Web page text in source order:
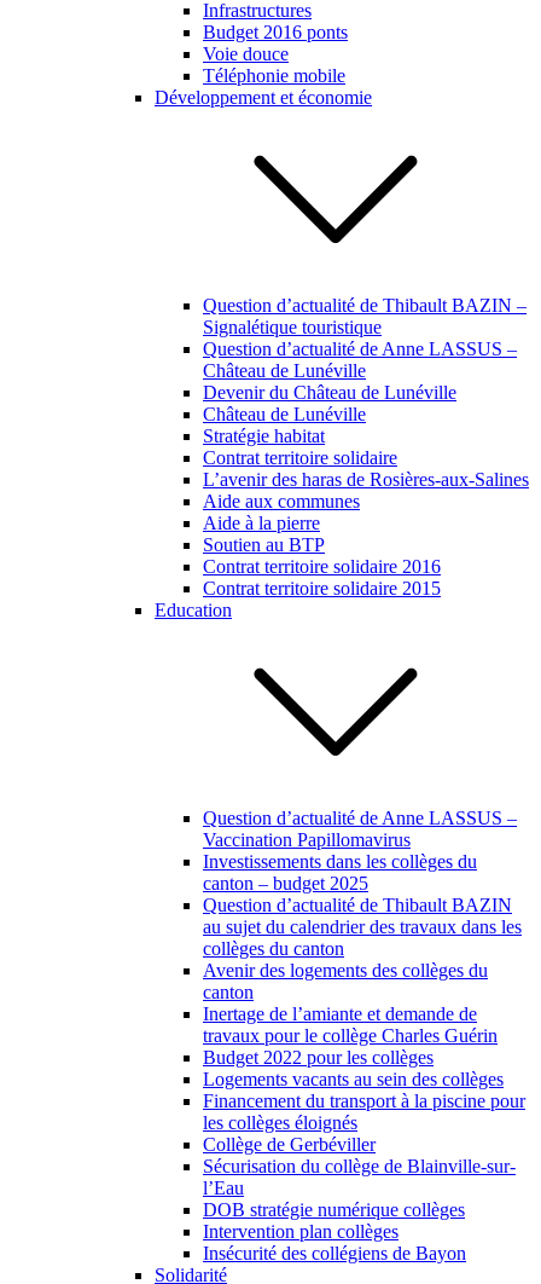
Infrastructures
Budget 2016 ponts
Voie douce
Téléphonie mobile
Développement et économie
Question d’actualité de Thibault BAZIN –
Signalétique touristique
Question d’actualité de Anne LASSUS –
Château de Lunéville
Devenir du Château de Lunéville
Château de Lunéville
Stratégie habitat
Contrat territoire solidaire
L’avenir des haras de Rosières-aux-Salines
Aide aux communes
Aide à la pierre
Soutien au BTP
Contrat territoire solidaire 2016
Contrat territoire solidaire 2015
Education
Question d’actualité de Anne LASSUS –
Vaccination Papillomavirus
Investissements dans les collèges du
canton – budget 2025
Question d’actualité de Thibault BAZIN
au sujet du calendrier des travaux dans les
collèges du canton
Avenir des logements des collèges du
canton
Inertage de l’amiante et demande de
travaux pour le collège Charles Guérin
Budget 2022 pour les collèges
Logements vacants au sein des collèges
Financement du transport à la piscine pour
les collèges éloignés
Collège de Gerbéviller
Sécurisation du collège de Blainville-sur-
l’Eau
DOB stratégie numérique collèges
Intervention plan collèges
Insécurité des collégiens de Bayon
Solidarité